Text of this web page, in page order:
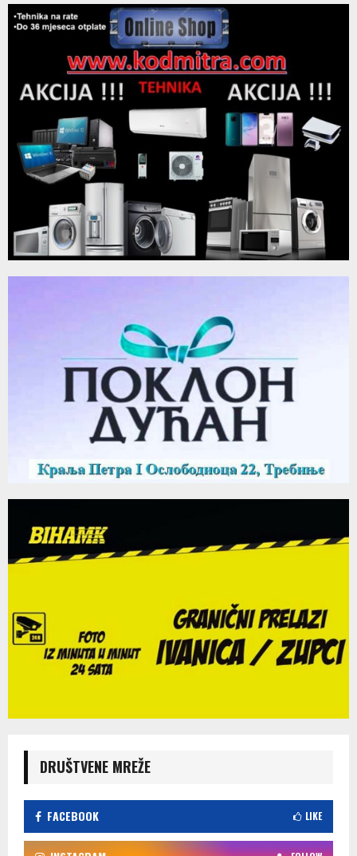
DRUŠTVENE MREŽE
FACEBOOK LIKE